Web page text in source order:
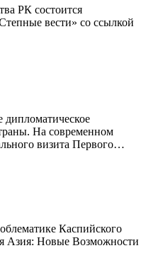
РК состоится
вести» со ссылкой
дипломатическое
На современном
визита Первого…
Каспийского
Азия: Новые Возможности